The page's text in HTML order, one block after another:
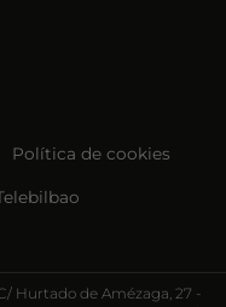
Política de cookies
Hurtado de Amézaga, 27 -